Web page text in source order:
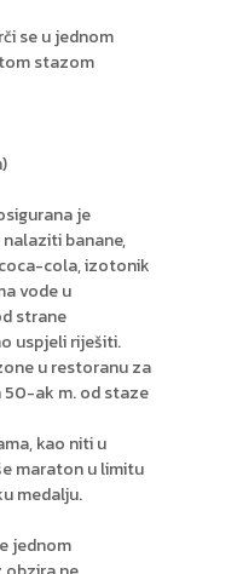
se u jednom
stazom
je
banane,
cola, izotonik
vode u
strane
uspjeli riješiti.
u restoranu za
50-ak m. od staze
kao niti u
maraton u limitu
medalju.
jednom